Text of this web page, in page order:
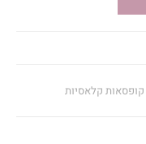
קופסאות קלאסיות